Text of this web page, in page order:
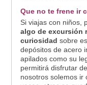
Que no te frene ir
Si viajas con niños,
algo de excursión
curiosidad sobre
depósitos de acero
apilados como su
permitirá disfrutar
nosotros solemos ir